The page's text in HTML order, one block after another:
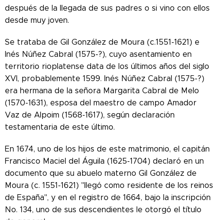
después de la llegada de sus padres o si vino con ellos
desde muy joven.
Se trataba de Gil González de Moura (c.1551-1621) e
Inés Núñez Cabral (1575-?), cuyo asentamiento en
territorio rioplatense data de los últimos años del siglo
XVI, probablemente 1599. Inés Núñez Cabral (1575-?)
era hermana de la señora Margarita Cabral de Melo
(1570-1631), esposa del maestro de campo Amador
Vaz de Alpoim (1568-1617), según declaración
testamentaria de este último.
En 1674, uno de los hijos de este matrimonio, el capitán
Francisco Maciel del Águila (1625-1704) declaró en un
documento que su abuelo materno Gil González de
Moura (c. 1551-1621) "llegó como residente de los reinos
de España", y en el registro de 1664, bajo la inscripción
No. 134, uno de sus descendientes le otorgó el título